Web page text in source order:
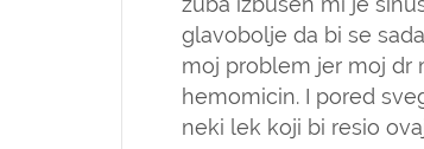
glavobolje da bi se
moj problem jer moj dr
hemomicin. I pored
neki lek koji bi resio